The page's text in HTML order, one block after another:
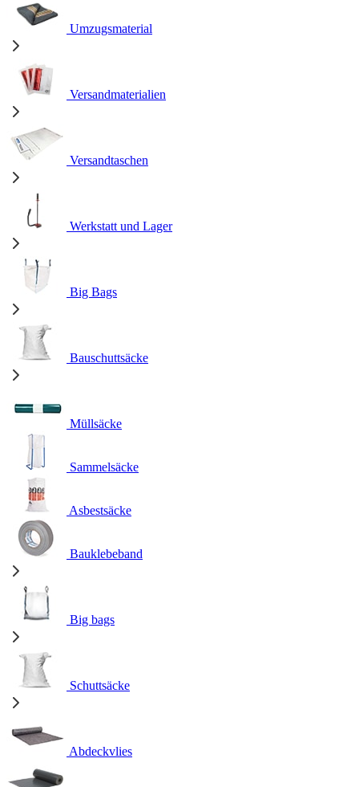
Umzugsmaterial
Versandmaterialien
Versandtaschen
Werkstatt und Lager
Big Bags
Bauschuttsäcke
Müllsäcke
Sammelsäcke
Asbestsäcke
Bauklebeband
Big bags
Schuttsäcke
Abdeckvlies